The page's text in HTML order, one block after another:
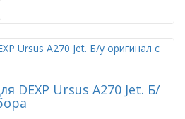
DEXP Ursus A270 Jet. Б/